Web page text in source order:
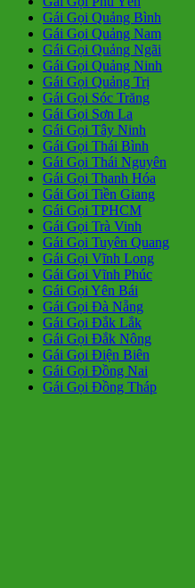
Gái Gọi Quảng Bình
Gái Gọi Quảng Nam
Gái Gọi Quảng Ngãi
Gái Gọi Quảng Ninh
Gái Gọi Quảng Trị
Gái Gọi Sóc Trăng
Gái Gọi Sơn La
Gái Gọi Tây Ninh
Gái Gọi Thái Bình
Gái Gọi Thái Nguyên
Gái Gọi Thanh Hóa
Gái Gọi Tiền Giang
Gái Gọi TPHCM
Gái Gọi Trà Vinh
Gái Gọi Tuyên Quang
Gái Gọi Vĩnh Long
Gái Gọi Vĩnh Phúc
Gái Gọi Yên Bái
Gái Gọi Đà Nẵng
Gái Gọi Đắk Lắk
Gái Gọi Đắk Nông
Gái Gọi Điện Biên
Gái Gọi Đồng Nai
Gái Gọi Đồng Tháp